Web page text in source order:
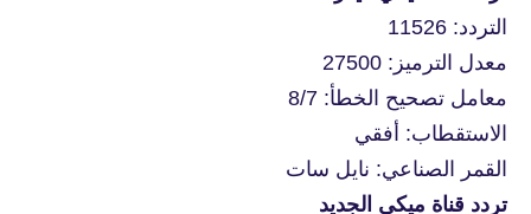
التردد: 11526
معدل الترميز: 27500
معامل تصحيح الخطأ: 8/7
الاستقطاب: أفقي
القمر الصناعي: نايل سات
تردد قناة ميكي الجديد